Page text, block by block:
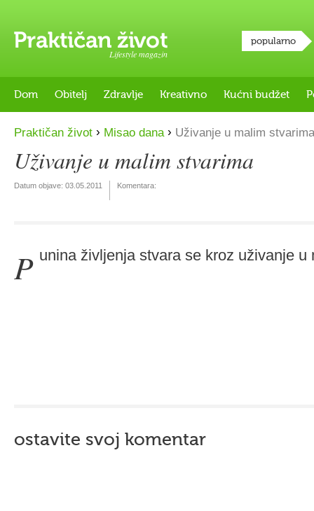
Lifestyle magazin
popularno
Dom Obitelj Zdravlje Kreativno Kućni budžet
Praktičan život › Misao dana › Uživanje u malim stvarima
Uživanje u malim stvarima
Datum objave: 03.05.2011 Komentara:
Punina življenja stvara se kroz uživanje
ostavite svoj komentar